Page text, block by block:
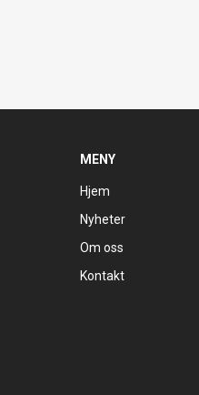
MENY
Hjem
Nyheter
Om oss
Kontakt